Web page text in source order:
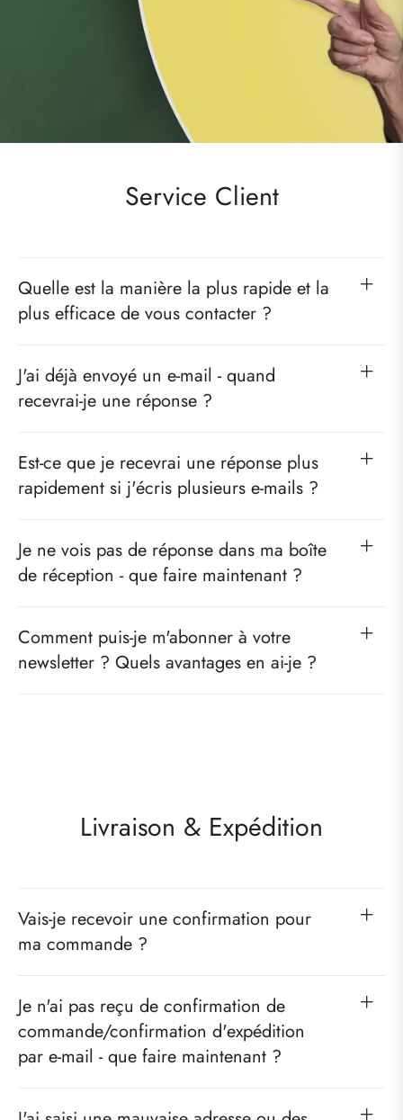
Service Client
Quelle est la manière la plus rapide et la
plus efficace de vous contacter ?
J'ai déjà envoyé un e-mail - quand
recevrai-je une réponse ?
Est-ce que je recevrai une réponse plus
rapidement si j'écris plusieurs e-mails ?
Je ne vois pas de réponse dans ma boîte
de réception - que faire maintenant ?
Comment puis-je m'abonner à votre
newsletter ? Quels avantages en ai-je ?
Livraison & Expédition
Vais-je recevoir une confirmation pour
ma commande ?
Je n'ai pas reçu de confirmation de
commande/confirmation d'expédition
par e-mail - que faire maintenant ?